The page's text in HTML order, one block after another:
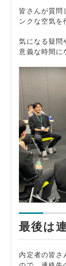
皆さんが質問
ンクな空気を
気になる疑問
意義な時間に
最後は
内定者の皆さ